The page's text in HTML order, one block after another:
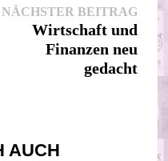
NÄCHSTER BEITRAG
Wirtschaft und
Finanzen neu
gedacht
AUCH